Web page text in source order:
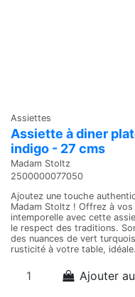
Assiettes
Assiette à diner
indigo - 27 cms
Madam Stoltz
2500000077050
Ajoutez une touche
Madam Stoltz ! Offrez à
intemporelle avec cette
le respect des traditions.
des nuances de vert
rusticité à votre table,
Ajouter